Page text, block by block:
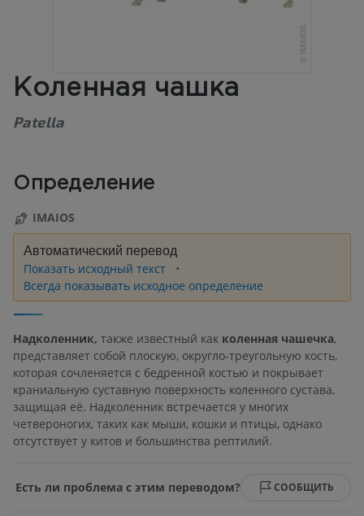
Коленная чашка
Patella
Определение
IMAIOS
Автоматический перевод
Показать исходный текст
Всегда показывать исходное определение
Надколенник, также известный как коленная чашечка,
представляет собой плоскую, округло-треугольную кость,
которая сочленяется с бедренной костью и покрывает
краниальную суставную поверхность коленного сустава,
защищая её. Надколенник встречается у многих
четвероногих, таких как мыши, кошки и птицы, однако
отсутствует у китов и большинства рептилий.
Есть ли проблема с этим переводом? СООБЩИТЬ